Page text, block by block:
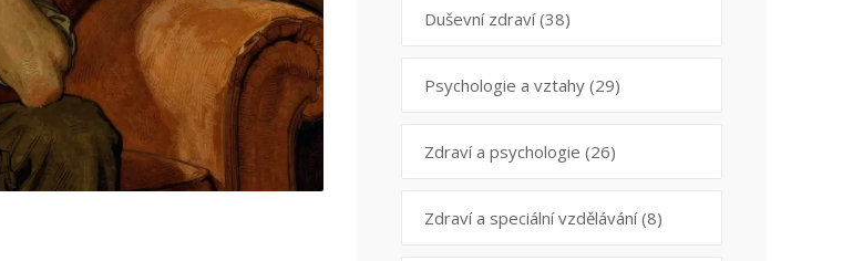
Duševní zdraví(38)
Psychologie a vztahy (29)
Zdraví a psychologie (26)
Zdraví a speciální vzdělávání(8)